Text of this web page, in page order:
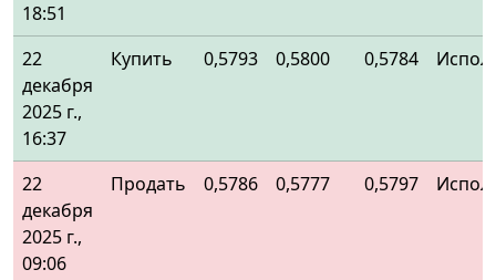
18:51
22
декабря
2025 г.,
16:37
Купить 0,5793 0,5800 0,5784
22
декабря
2025 г.,
09:06
Продать 0,5786 0,5777 0,5797